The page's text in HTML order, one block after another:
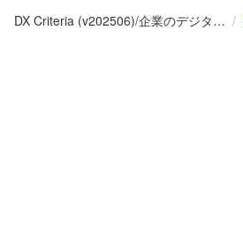
DX Criteria (v202506)/企業のデジタル化とソフトウェア活用のためのガイドライン /